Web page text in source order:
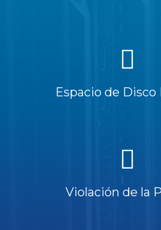
Espacio de Disco
Violación de la